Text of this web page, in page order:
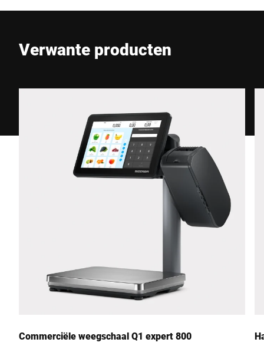
Verwante producten
Commerciële weegschaal Q1 expert 800